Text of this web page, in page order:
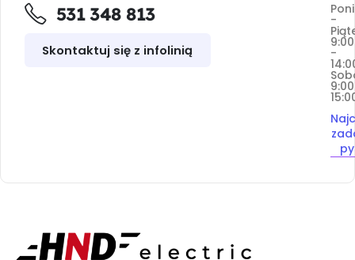
531 348 813
Skontaktuj się z infolinią
-
9:00
-